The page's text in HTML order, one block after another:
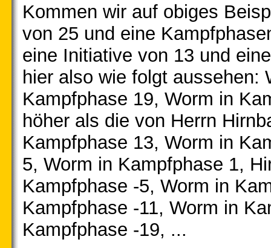
Kommen wir auf obiges
von 25 und eine
eine Initiative von 13 und
hier also wie folgt aussehen:
Kampfphase 19, Worm in
höher als die von Herrn
Kampfphase 13, Worm in
5, Worm in Kampfphase 1,
Kampfphase -5, Worm in
Kampfphase -11, Worm in
Kampfphase -19, ...